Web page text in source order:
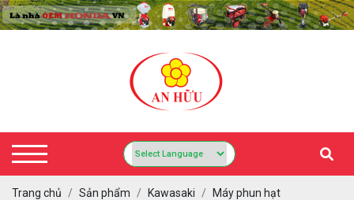
Trang chủ Sản phẩm Kawasaki
Máy phun hạt